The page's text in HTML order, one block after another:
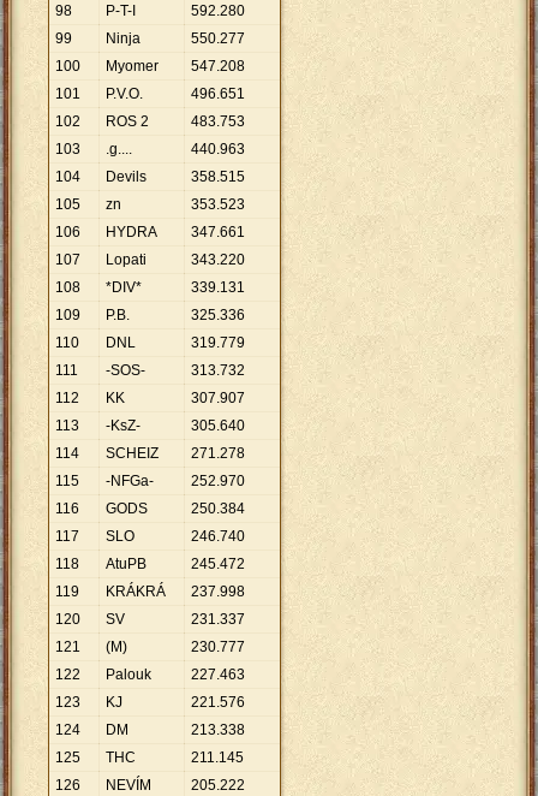
98 P-T-I 592.280
99
Ninja 550.277
100
Myomer 547.208
101
P.V.O. 496.651
102
ROS 2 483.753
103
.g.... 440.963
104
Devils 358.515
105
zn 353.523
106
HYDRA 347.661
107
Lopati 343.220
108
*DIV* 339.131
109
P.B. 325.336
110
DNL 319.779
111
-SOS- 313.732
112
KK 307.907
113
-KsZ- 305.640
114
SCHEIZ 271.278
115
-NFGa- 252.970
116
GODS 250.384
117
SLO 246.740
118
AtuPB 245.472
119
KRÁKRÁ 237.998
120
SV 231.337
121
(M) 230.777
122
Palouk 227.463
123
KJ 221.576
124
DM 213.338
125
THC 211.145
126
NEVÍM 205.222